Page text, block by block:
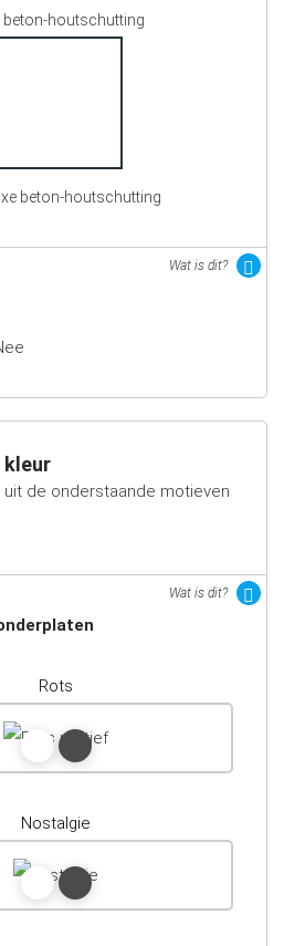
beton-houtschutting
beton-houtschutting
Wat is dit?
kleur
uit de onderstaande motieven
Wat is dit?
Rots
Nostalgie